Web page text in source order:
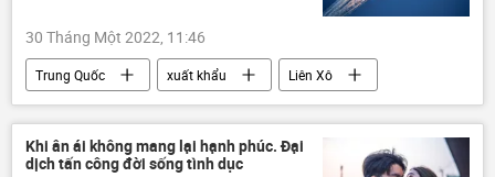
30 Tháng Một 2022, 11:46
Trung Quốc xuất khẩu
Liên Xô
Su-27
MiG-29 Báo chí thế giới
Khi ân ái không mang lại hạnh phúc. Đại
dịch tấn công đời sống tình dục